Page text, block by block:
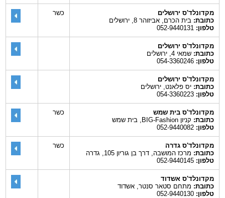
מקדונלד'ס ירושלים
כתובת:בית הכרם, אביזוהר 8, ירושלים
טלפון:052-9440131
כשר
מקדונלד'ס ירושלים
כתובת:שמאי 4, ירושלים
טלפון:054-3360246
מקדונלד'ס ירושלים
כתובת:יס פלאנט, ירושלים
טלפון:054-3360223
מקדונלד'ס בית שמש
כתובת:קניון BIG-Fashion, בית שמש
טלפון:052-9440082
כשר
מקדונלד'ס גדרה
כתובת:מרכז המושבה, דרך בן גוריון 105, גדרה
טלפון:052-9440145
כשר
מקדונלד'ס אשדוד
כתובת:מתחם סטאר סנטר, אשדוד
טלפון:052-9440130